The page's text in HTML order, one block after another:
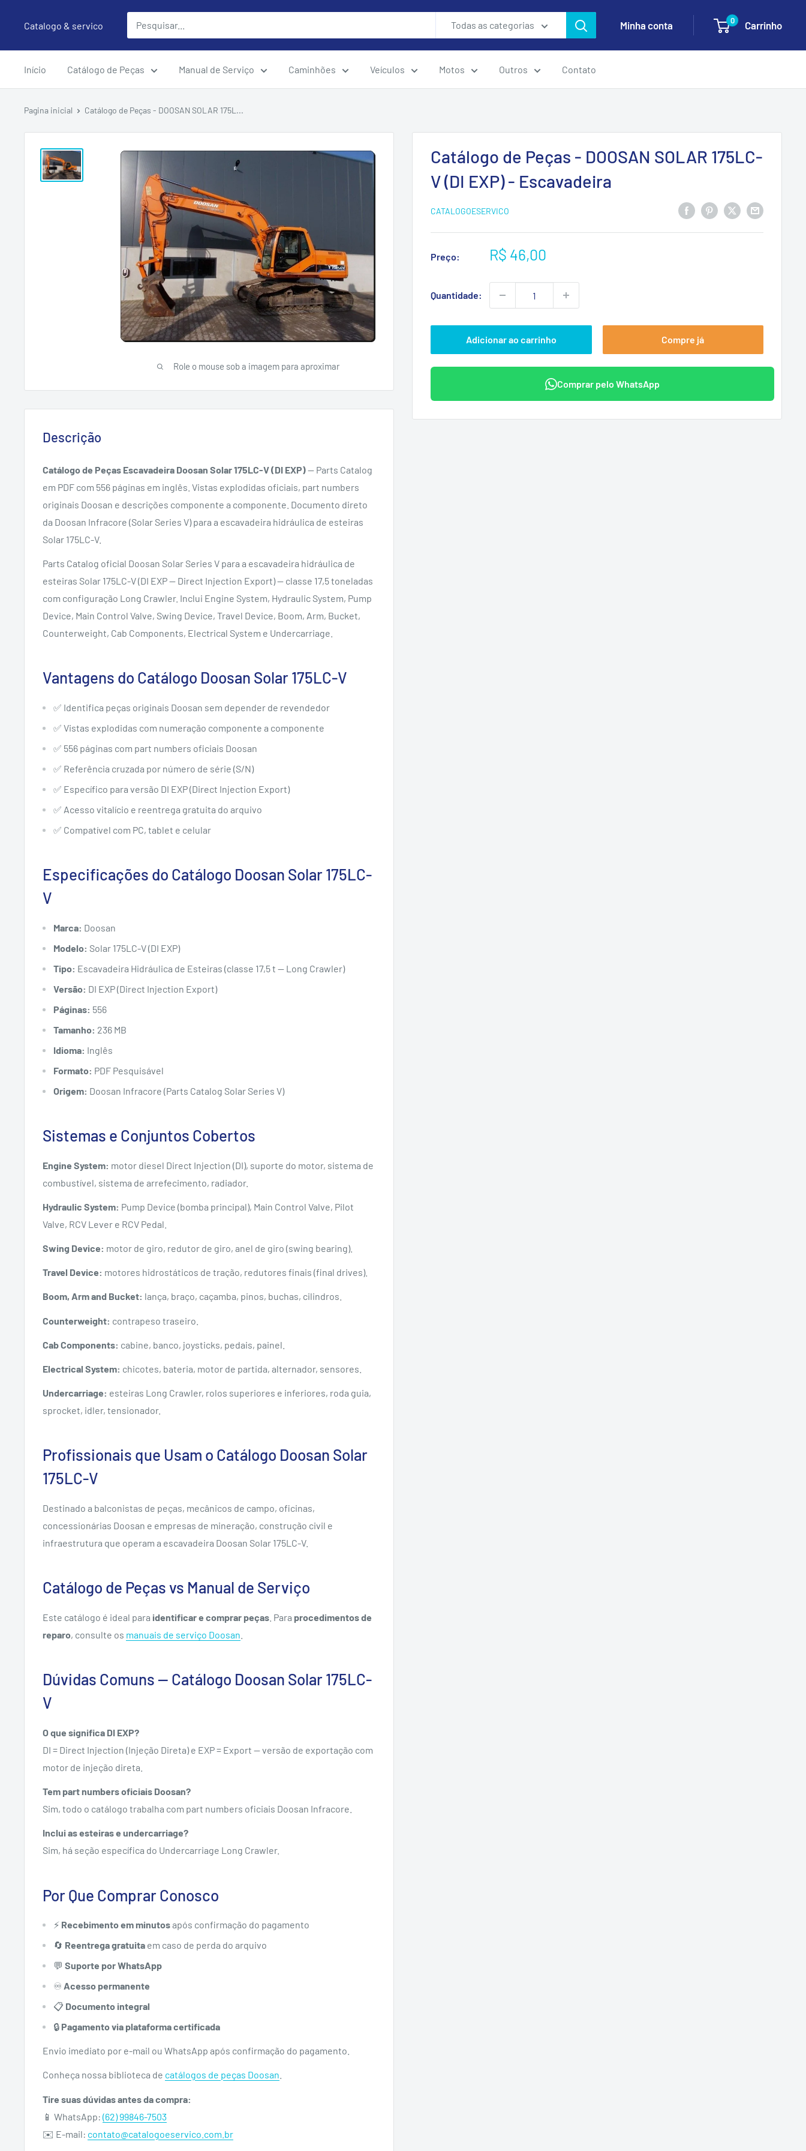
Catalogo & servico Todas as categorias Minha conta 0 Carrinho
Início Catálogo de Peças Manual de Serviço Caminhões Veículos Motos Outros Contato
Pagina inicial Catálogo de Peças - DOOSAN SOLAR 175L...
Role o mouse sob a imagem para aproximar
Catálogo de Peças - DOOSAN SOLAR 175LC-
V (DI EXP) - Escavadeira
CATALOGOESERVICO
Preço:
Preço
R$ 46,00
Quantidade:
Adicionar ao carrinho Compre já
Comprar pelo WhatsApp
Descrição
Catálogo de Peças Escavadeira Doosan Solar 175LC-V (DI EXP)— Parts Catalog
em PDF com 556 páginas em inglês. Vistas explodidas oficiais, part numbers
originais Doosan e descrições componente a componente. Documento direto
da Doosan Infracore (Solar Series V) para a escavadeira hidráulica de esteiras
Solar 175LC-V.
Parts Catalog oficial Doosan Solar Series V para a escavadeira hidráulica de
esteiras Solar 175LC-V (DI EXP — Direct Injection Export) — classe 17,5 toneladas
com configuração Long Crawler. Inclui Engine System, Hydraulic System, Pump
Device, Main Control Valve, Swing Device, Travel Device, Boom, Arm, Bucket,
Counterweight, Cab Components, Electrical System e Undercarriage.
Vantagens do Catálogo Doosan Solar 175LC-V
✅ Identifica peças originais Doosan sem depender de revendedor
✅ Vistas explodidas com numeração componente a componente
✅ 556 páginas com part numbers oficiais Doosan
✅ Referência cruzada por número de série (S/N)
✅ Específico para versão DI EXP (Direct Injection Export)
✅ Acesso vitalício e reentrega gratuita do arquivo
✅ Compatível com PC, tablet e celular
Especificações do Catálogo Doosan Solar 175LC-
V
Marca: Doosan
Modelo: Solar 175LC-V (DI EXP)
Tipo: Escavadeira Hidráulica de Esteiras (classe 17,5 t — Long Crawler)
Versão: DI EXP (Direct Injection Export)
Páginas: 556
Tamanho: 236 MB
Idioma: Inglês
Formato: PDF Pesquisável
Origem: Doosan Infracore (Parts Catalog Solar Series V)
Sistemas e Conjuntos Cobertos
Engine System: motor diesel Direct Injection (DI), suporte do motor, sistema de
combustível, sistema de arrefecimento, radiador.
Hydraulic System: Pump Device (bomba principal), Main Control Valve, Pilot
Valve, RCV Lever e RCV Pedal.
Swing Device: motor de giro, redutor de giro, anel de giro (swing bearing).
Travel Device: motores hidrostáticos de tração, redutores finais (final drives).
Boom, Arm and Bucket: lança, braço, caçamba, pinos, buchas, cilindros.
Counterweight: contrapeso traseiro.
Cab Components: cabine, banco, joysticks, pedais, painel.
Electrical System: chicotes, bateria, motor de partida, alternador, sensores.
Undercarriage: esteiras Long Crawler, rolos superiores e inferiores, roda guia,
sprocket, idler, tensionador.
Profissionais que Usam o Catálogo Doosan Solar
175LC-V
Destinado a balconistas de peças, mecânicos de campo, oficinas,
concessionárias Doosan e empresas de mineração, construção civil e
infraestrutura que operam a escavadeira Doosan Solar 175LC-V.
Catálogo de Peças vs Manual de Serviço
Este catálogo é ideal para identificar e comprar peças . Para procedimentos de
reparo, consulte os manuais de serviço Doosan
Dúvidas Comuns — Catálogo Doosan Solar 175LC-
V
O que significa DI EXP?
DI = Direct Injection (Injeção Direta) e EXP = Export — versão de exportação com
motor de injeção direta.
Tem part numbers oficiais Doosan?
Sim, todo o catálogo trabalha com part numbers oficiais Doosan Infracore.
Inclui as esteiras e undercarriage?
Sim, há seção específica do Undercarriage Long Crawler.
Por Que Comprar Conosco
⚡ Recebimento em minutosapós confirmação do pagamento
🔄 Reentrega gratuita em caso de perda do arquivo
💬 Suporte por WhatsApp
♾️ Acesso permanente
📋 Documento integral
🔒 Pagamento via plataforma certificada
Envio imediato por e-mail ou WhatsApp após confirmação do pagamento.
Conheça nossa biblioteca de catálogos de peças Doosan
Tire suas dúvidas antes da compra:
📱 WhatsApp: (62) 99846-7503
✉️ E-mail: contato@catalogoeservico.com.br